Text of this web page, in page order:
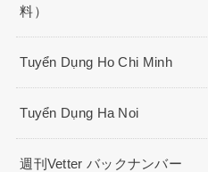
料）
Tuyển Dụng Ho Chi Minh
Tuyển Dụng Ha Noi
週刊Vetter バックナンバー